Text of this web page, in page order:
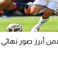
أبرز صور نهائي